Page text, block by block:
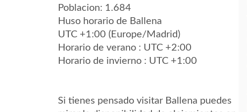
Poblacion: 1.684
Huso horario de Ballena
UTC +1:00 (Europe/Madrid)
Horario de verano : UTC +2:00
Horario de invierno : UTC +1:00
Si tienes pensado visitar Ballena puedes